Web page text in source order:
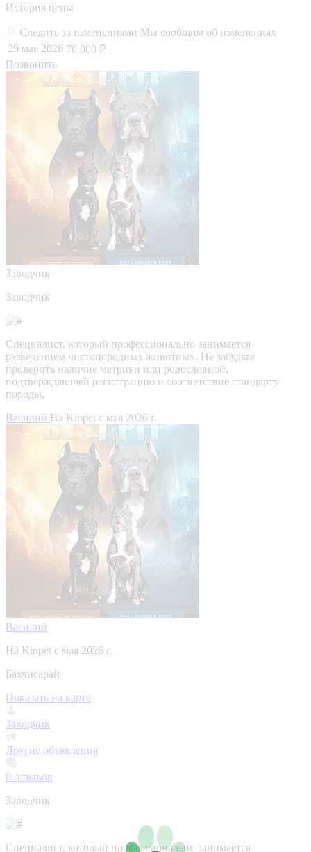
История цены
Следить за изменениями Мы сообщим об изменениях
29 мая 2026 70 000 ₽
Позвонить
Заводчик
Заводчик
Специалист, который профессионально занимается
разведением чистопородных животных. Не забудьте
проверить наличие метрики или родословной,
подтверждающей регистрацию и соответствие стандарту
породы.
Василий На Kinpet c мая 2026 г.
Василий
На Kinpet c мая 2026 г.
Бахчисарай
Показать на карте
Заводчик
Другие объявления
0 отзывов
Заводчик
Специалист, который профессионально занимается